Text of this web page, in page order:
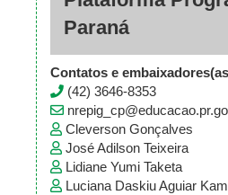
Paraná
Contatos e
(42) 3646-8353
Cleverson Gonçalves
José Adilson Teixeira
Lidiane Yumi Taketa
Luciana Daskiu Aguiar